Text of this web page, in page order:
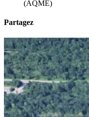
(AQME)
Partagez